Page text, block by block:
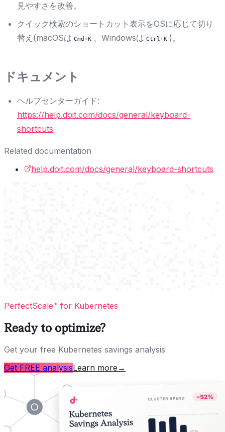
見やすさを改善。
クイック検索のショートカット表示をOSに応じて切り
替え(macOSは Cmd+K 、Windowsは Ctrl+K )。
ドキュメント
ヘルプセンターガイド:
https://help.doit.com/docs/general/keyboard-
shortcuts
Related documentation
help.doit.com/docs/general/keyboard-shortcuts
PerfectScale™ for Kubernetes
Ready to optimize?
Get your free Kubernetes savings analysis
Get FREE analysisLearn more →